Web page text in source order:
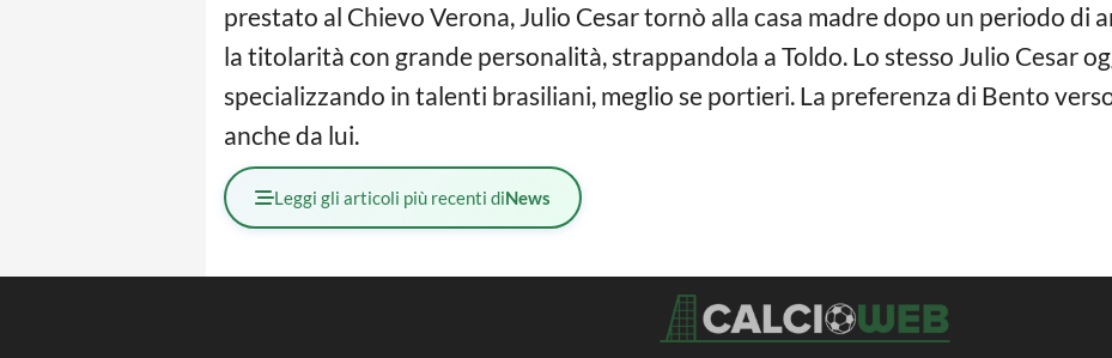
prestato al Chievo Verona, Julio Cesar tornò alla casa madre dopo un periodo di
la titolarità con grande personalità, strappandola a Toldo. Lo stesso Julio Cesar
specializzando in talenti brasiliani, meglio se portieri. La preferenza di Bento
anche da lui.
Leggi gli articoli più recenti diNews